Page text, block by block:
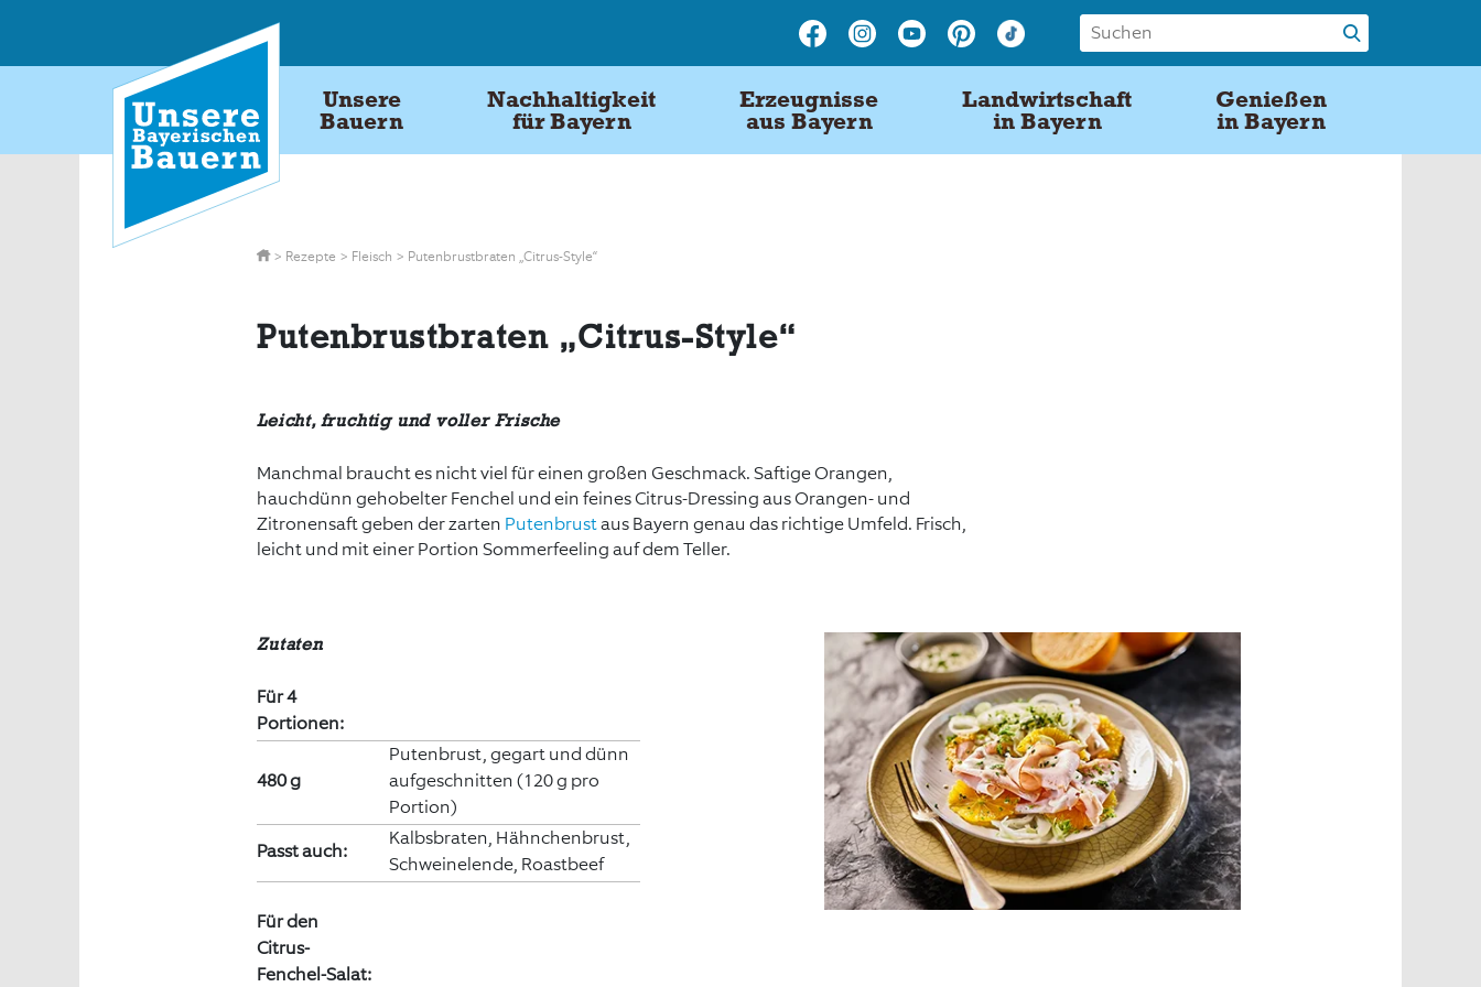
content
Unsere
Bauern
Nachhaltigkeit
für Bayern
Erzeugnisse
aus Bayern
Landwirtschaft
in Bayern
Genießen
in Bayern
> Rezepte > Fleisch > Putenbrustbraten „Citrus-Style“
Putenbrustbraten „Citrus-Style“
Leicht, fruchtig und voller Frische
Manchmal braucht es nicht viel für einen großen Geschmack. Saftige Orangen,
hauchdünn gehobelter Fenchel und ein feines Citrus-Dressing aus Orangen- und
Zitronensaft geben der zarten Putenbrustaus Bayern genau das richtige Umfeld. Frisch,
leicht und mit einer Portion Sommerfeeling auf dem Teller.
Zutaten
Für 4
Portionen:
480 g
Putenbrust, gegart und dünn
aufgeschnitten (120 g pro
Portion)
Passt auch:
Kalbsbraten, Hähnchenbrust,
Schweinelende, Roastbeef
Für den
Citrus-
Fenchel-Salat: